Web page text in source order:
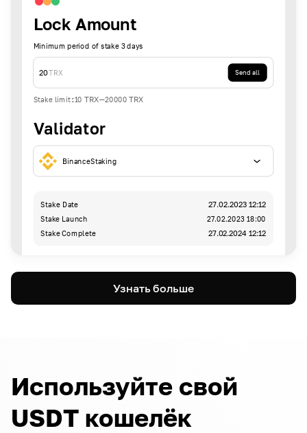
Lock Amount
Minimum period of stake 3 days
20TRX Send all
Stake limit:10 TRX-20000 TRX
Validator
BinanceStaking
Stake Date 27.02.2023 12:12
Stake Launch
27.02.2023 18:00
Stake Complete
27.02.2024 12:12
Узнать больше
Используйте свой
USDT кошелёк